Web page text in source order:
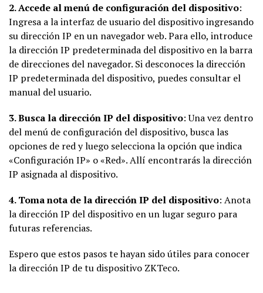
2. Accede al menú de configuración del dispositivo:
Ingresa a la interfaz de usuario del dispositivo ingresando
su dirección IP en un navegador web. Para ello, introduce
la dirección IP predeterminada del dispositivo en la barra
de direcciones del navegador. Si desconoces la dirección
IP predeterminada del dispositivo, puedes consultar el
manual del usuario.
3. Busca la dirección IP del dispositivo: Una vez dentro
del menú de configuración del dispositivo, busca las
opciones de red y luego selecciona la opción que indica
«Configuración IP» o «Red». Allí encontrarás la dirección
IP asignada al dispositivo.
4. Toma nota de la dirección IP del dispositivo: Anota
la dirección IP del dispositivo en un lugar seguro para
futuras referencias.
Espero que estos pasos te hayan sido útiles para conocer
la dirección IP de tu dispositivo ZKTeco.